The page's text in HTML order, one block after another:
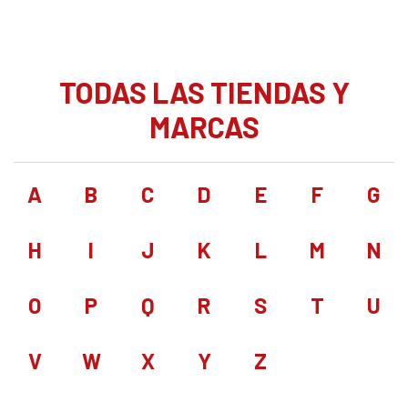
TODAS LAS TIENDAS Y
MARCAS
A B C D E F G
H I J K L M N
O P Q R S T U
V W X Y Z